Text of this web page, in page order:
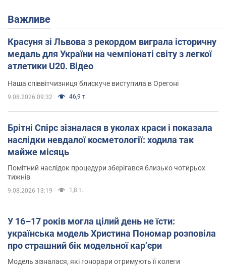
Важливе
Красуня зі Львова з рекордом виграла історичну
медаль для України на чемпіонаті світу з легкої
атлетики U20. Відео
Наша співвітчизниця блискуче виступила в Орегоні
9.08.2026 09:32 46,9 т.
Брітні Спірс зізналася в уколах краси і показала
наслідки невдалої косметології: ходила так
майже місяць
Помітний наслідок процедури зберігався близько чотирьох
тижнів
9.08.2026 13:19 1,8 т.
У 16–17 років могла цілий день не їсти:
українська модель Христина Пономар розповіла
про страшний бік модельної кар’єри
Модель зізналася, які гонорари отримують її колеги